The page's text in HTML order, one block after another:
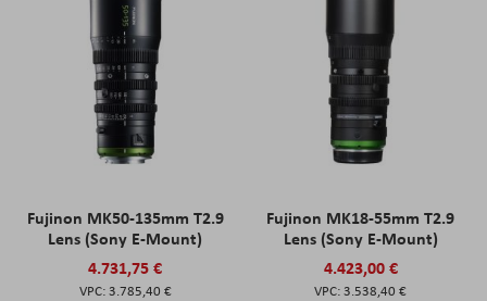
Fujinon MK50-135mm T2.9
Lens (Sony E-Mount)
4.731,75 €
3.785,40 €
Fujinon MK18-55mm T2.9
Lens (Sony E-Mount)
4.423,00 €
3.538,40 €